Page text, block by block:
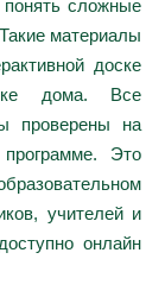
сложные
материалы
доске
дома. Все
проверены на
программе. Это
учителей и
онлайн